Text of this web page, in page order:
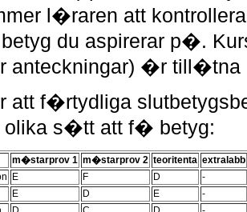
l�raren att
du aspirerar p�.
anteckningar) �r
att f�rtydliga
s�tt att f� betyg:
m�starprov 1 m�starprov 2 teoritenta extralabb
E F D
-
E D E
-